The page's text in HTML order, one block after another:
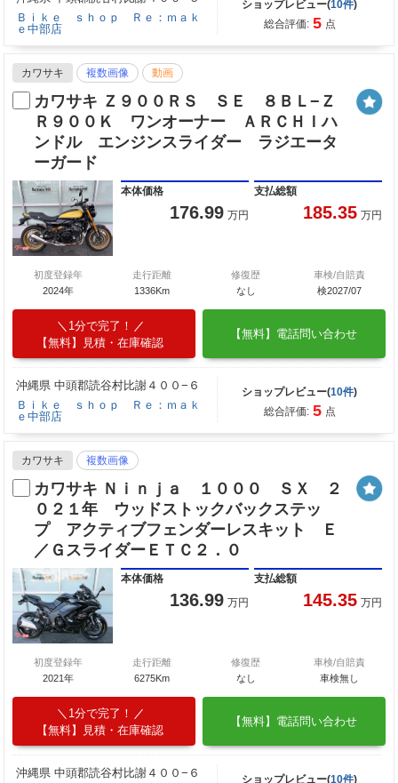
Ｂｉｋｅ ｓｈｏｐ Ｒｅ：ｍａｋ
ｅ中部店
ショップレビュー(10件)
総合評価: 5 点
カワサキ 複数画像 動画
カワサキ Ｚ９００ＲＳ ＳＥ ８ＢＬ−Ｚ
Ｒ９００Ｋ ワンオーナー ＡＲＣＨＩハ
ンドル エンジンスライダー ラジエータ
ーガード
本体価格
176.99 万円
支払総額
185.35 万円
初度登録年
2024年
走行距離
1336Km
修復歴
なし
車検/自賠責
検2027/07
1分で完了！
【無料】見積・在庫確認
【無料】電話問い合わせ
沖縄県 中頭郡読谷村比謝４００−６
Ｂｉｋｅ ｓｈｏｐ Ｒｅ：ｍａｋ
ｅ中部店
ショップレビュー(10件)
総合評価: 5 点
カワサキ 複数画像
カワサキ Ｎｉｎｊａ １０００ ＳＸ ２
０２１年 ウッドストックバックステッ
プ アクティブフェンダーレスキット Ｅ
／ＧスライダーＥＴＣ２．０
本体価格
136.99 万円
支払総額
145.35 万円
初度登録年
2021年
走行距離
6275Km
修復歴
なし
車検/自賠責
車検無し
1分で完了！
【無料】見積・在庫確認
【無料】電話問い合わせ
沖縄県 中頭郡読谷村比謝４００−６
ショップレビュー(10件)